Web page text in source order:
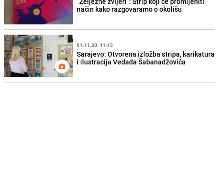
način kako razgovaramo o okolišu
01.11.20. 11:13
Sarajevo: Otvorena izložba stripa, karikatura
i ilustracija Vedada Šabanadžovića